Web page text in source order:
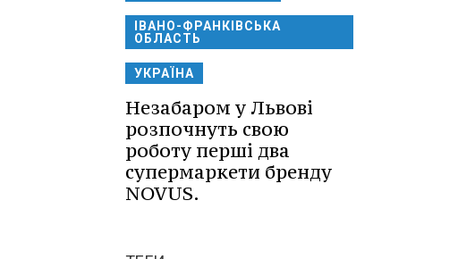
ІВАНО-ФРАНКІВСЬКА
ОБЛАСТЬ
УКРАЇНА
Незабаром у Львові
розпочнуть свою
роботу перші два
супермаркети бренду
NOVUS.